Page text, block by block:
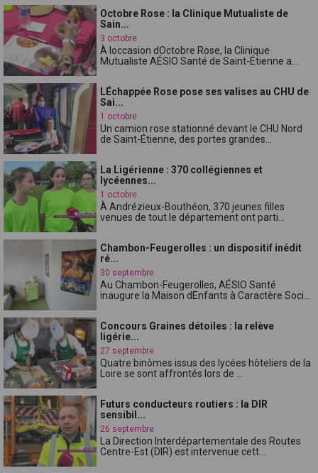
Octobre Rose : la Clinique Mutualiste de
Sain...
3 octobre
À loccasion dOctobre Rose, la Clinique
Mutualiste AÉSIO Santé de Saint-Étienne a...
LÉchappée Rose pose ses valises au CHU de
Sai...
1 octobre
Un camion rose stationné devant le CHU Nord
de Saint-Étienne, des portes grandes...
La Ligérienne : 370 collégiennes et
lycéennes...
1 octobre
À Andrézieux-Bouthéon, 370 jeunes filles
venues de tout le département ont parti...
Chambon-Feugerolles : un dispositif inédit
ré...
30 septembre
Au Chambon-Feugerolles, AÉSIO Santé
inaugure la Maison dEnfants à Caractère Soci...
Concours Graines détoiles : la relève
ligérie...
27 septembre
Quatre binômes issus des lycées hôteliers de la
Loire se sont affrontés lors de ...
Futurs conducteurs routiers : la DIR
sensibil...
26 septembre
La Direction Interdépartementale des Routes
Centre-Est (DIR) est intervenue cett...